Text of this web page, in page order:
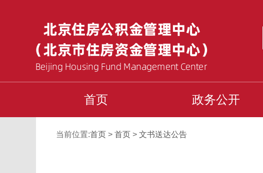
首页 政务公开
当前位置:首页 > 首页 > 文书送达公告